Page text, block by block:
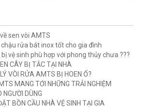
sen vòi AMTS
rửa bát inox tốt cho gia đình
vệ sinh phù hợp với phong thủy chưa ???
CÂY BỊ TẮC TẠI NHÀ
VÒI RỬA AMTS BỊ HOEN Ố?
MANG TỚI NHỮNG TRẢI NGHIỆM
DÙNG
BỒN CẦU NHÀ VỆ SINH TẠI GIA